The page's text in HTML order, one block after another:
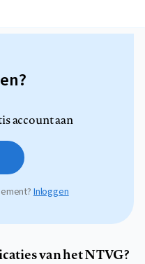
account aan
Inloggen
van het NTVG?